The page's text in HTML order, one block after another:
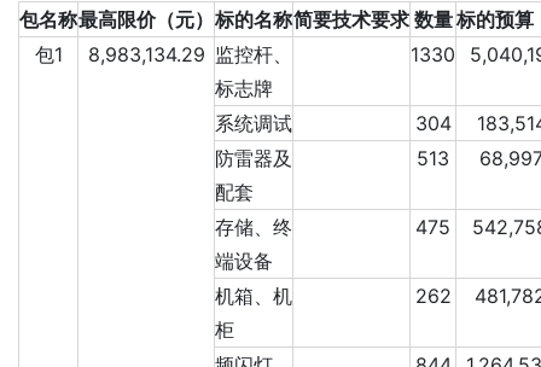
包名称最高限价（元） 标的名称简要技术要求 数量标的预算
包1
8,983,134.29 监控杆、
标志牌
1330
系统调试 304
防雷器及
配套
513
存储、终
端设备
475
机箱、机
柜
262